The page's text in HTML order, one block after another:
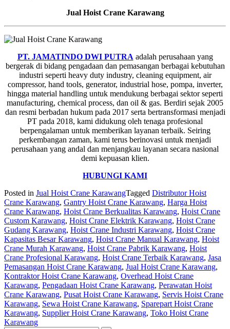
Jual Hoist Crane Karawang
PT. JAMATINDO DWI PUTRA adalah perusahaan yang
bergerak di bidang pengadaan dan pemasangan berbagai kebutuhan
industri seperti heavy duty industry, cleaning equipment, air
compressor, hand tools, generator, industrial hose, pompa, inverter,
hingga material handling untuk mendukung berbagai sektor seperti
manufacturing, chemical process, dan oil & gas. Berdiri sejak 2005
dan resmi berbadan hukum pada 2017 serta bertransformasi menjadi
PT pada 2018, kami didukung oleh tenaga profesional
berpengalaman untuk memberikan layanan terbaik. Seiring
perkembangan zaman, kami terus berinovasi untuk menjadi
perusahaan yang andal dan menjangkau layanan secara nasional
demi kepuasan klien.
HUBUNGI KAMI
Posted in Jual Hoist Crane KarawangTagged Distributor Hoist
Crane Karawang, Gantry Hoist Crane Karawang, Harga Hoist
Crane Karawang, Hoist Crane Berkualitas Karawang, Hoist Crane
Custom Karawang, Hoist Crane Elektrik Karawang, Hoist Crane
Gudang Karawang, Hoist Crane Industri Karawang, Hoist Crane
Kapasitas Besar Karawang, Hoist Crane Manual Karawang, Hoist
Crane Murah Karawang, Hoist Crane Pabrik Karawang, Hoist
Crane Profesional Karawang, Hoist Crane Terbaik Karawang, Jasa
Pemasangan Hoist Crane Karawang, Jual Hoist Crane Karawang,
Kontraktor Hoist Crane Karawang, Overhead Hoist Crane
Karawang, Pengadaan Hoist Crane Karawang, Perawatan Hoist
Crane Karawang, Pusat Hoist Crane Karawang, Servis Hoist Crane
Karawang, Sewa Hoist Crane Karawang, Sparepart Hoist Crane
Karawang, Supplier Hoist Crane Karawang, Toko Hoist Crane
Karawang